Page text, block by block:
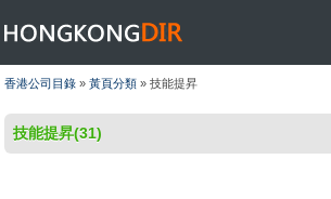
HONGKONGDIR
香港公司目錄 » 黃頁分類 » 技能提昇
技能提昇(31)